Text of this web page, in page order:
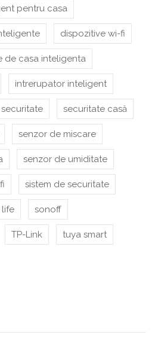
pentru casa
dispozitive wi-fi
de casa inteligenta
intrerupator inteligent
securitate securitate casă
senzor de miscare
senzor de umiditate
sistem de securitate
life sonoff
TP-Link tuya smart